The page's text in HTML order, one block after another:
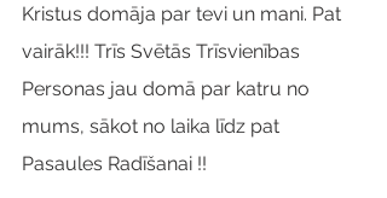
Kristus domāja par tevi un mani. Pat
vairāk!!! Trīs Svētās Trīsvienības
Personas jau domā par katru no
mums, sākot no laika līdz pat
Pasaules Radīšanai !!